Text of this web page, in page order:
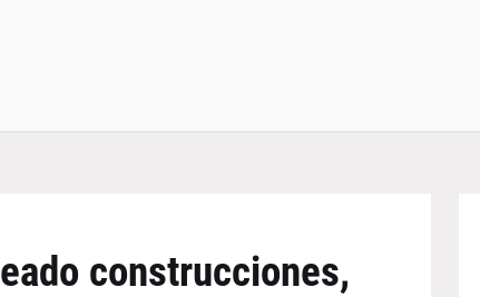
construcciones,